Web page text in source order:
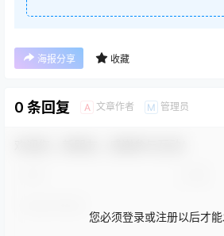
海报分享 收藏
0 条回复 A 文章作者 M 管理员
您必须登录或注册以后才